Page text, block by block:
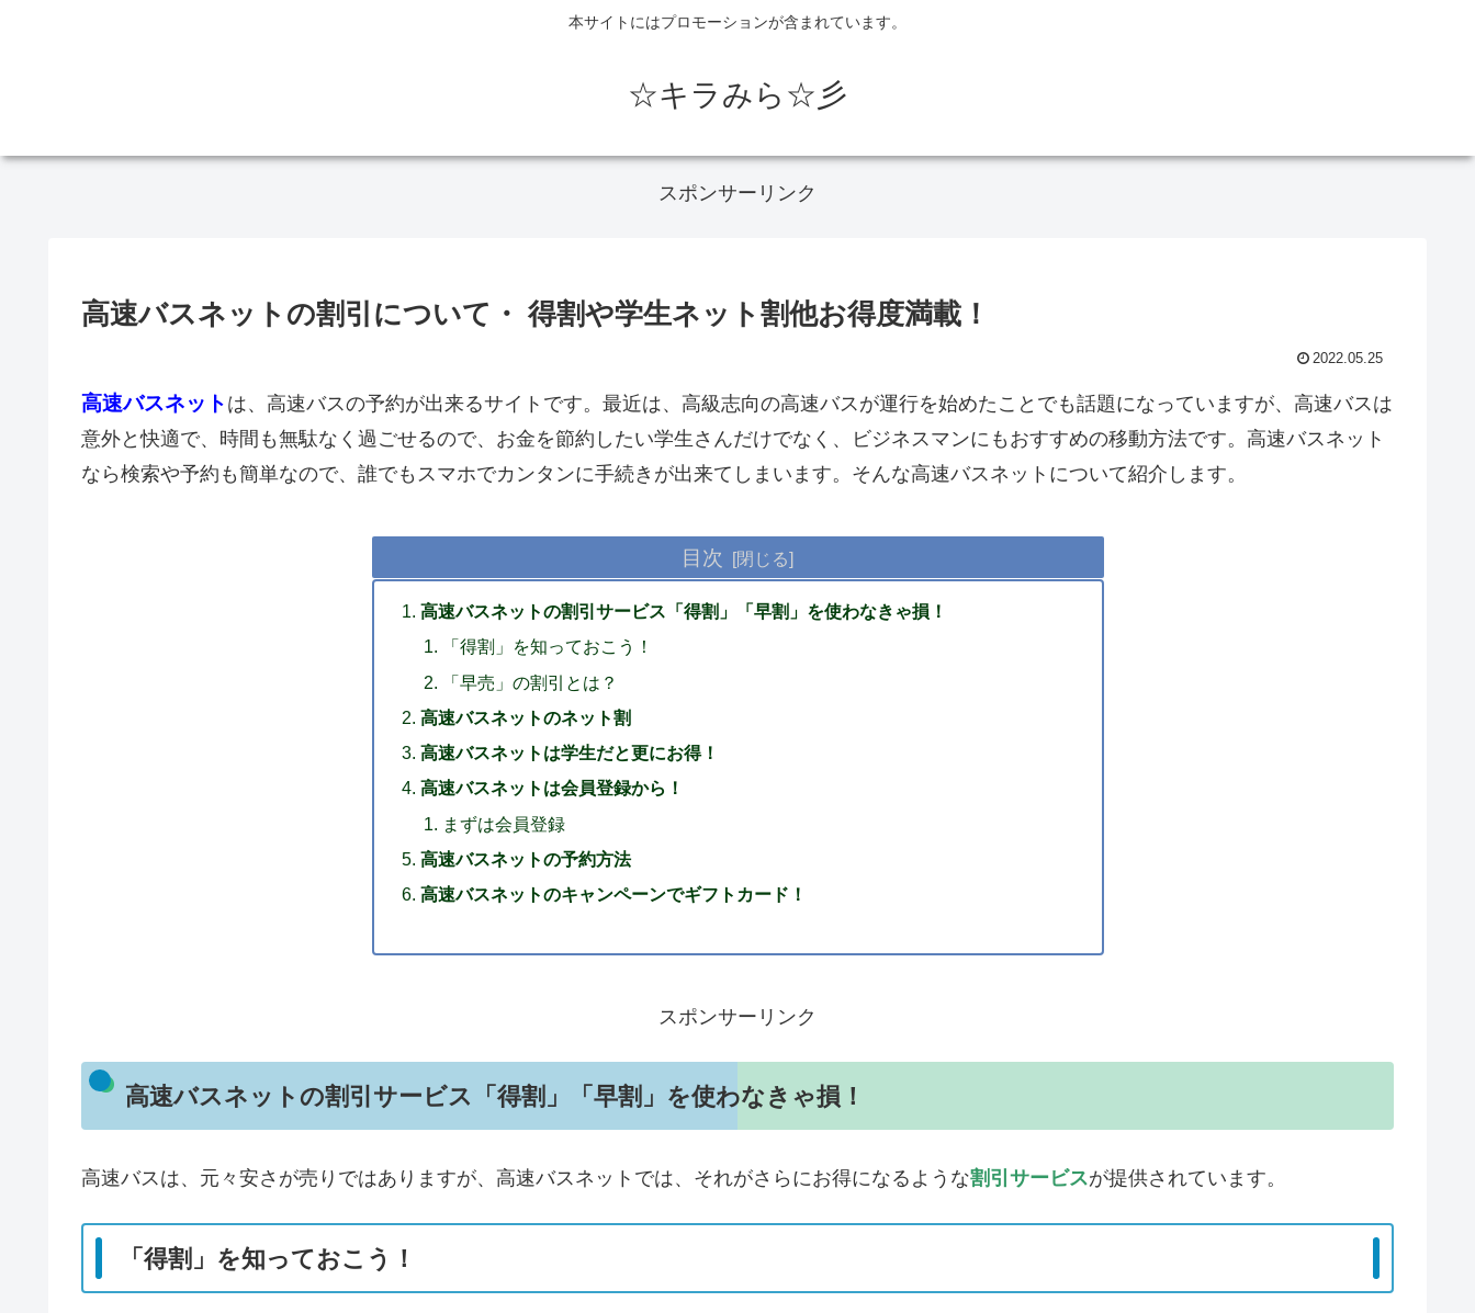
本サイトにはプロモーションが含まれています。
☆キラみら☆彡
スポンサーリンク
高速バスネットの割引について・ 得割や学生ネット割他お得度満載！
2022.05.25
高速バスネット は、高速バスの予約が出来るサイトです。最近は、高級志向の高速バスが運行を始めたことでも話題になっていますが、高速バスは
意外と快適で、時間も無駄なく過ごせるので、お金を節約したい学生さんだけでなく、ビジネスマンにもおすすめの移動方法です。高速バスネット
なら検索や予約も簡単なので、誰でもスマホでカンタンに手続きが出来てしまいます。そんな高速バスネットについて紹介します。
目次
高速バスネットの割引サービス「得割」「早割」を使わなきゃ損！
「得割」を知っておこう！
「早売」の割引とは？
高速バスネットのネット割
高速バスネットは学生だと更にお得！
高速バスネットは会員登録から！
まずは会員登録
高速バスネットの予約方法
高速バスネットのキャンペーンでギフトカード！
スポンサーリンク
高速バスネットの割引サービス「得割」「早割」を使わなきゃ損！
高速バスは、元々安さが売りではありますが、高速バスネットでは、それがさらにお得になるような割引サービスが提供されています。
「得割」を知っておこう！